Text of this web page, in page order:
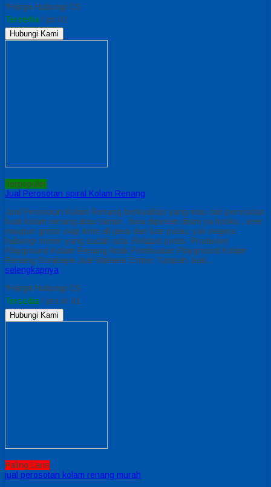
*Harga Hubungi CS
Tersedia / ps 01
Hubungi Kami
Terpopuler
Jual Perosotan spiral Kolam Renang
Jual Perosotan Kolam Renang berkualitas yang mau cari perosotan
buat kolam renang atau taman , bisa dipesan disini ya bosku , ecer
maupun grosir siap kirim all jawa dan luar pulau. yuk segera
hubungi nomer yang sudah ada. Related posts: Produsen
Playground Kolam Renang Anak Pembuatan Playground Kolam
Renang Surabaya Jual Wahana Ember Tumpah Jual…
selengkapnya
*Harga Hubungi CS
Tersedia / prs kr 01
Hubungi Kami
Paling Laris
jual perosotan kolam renang murah